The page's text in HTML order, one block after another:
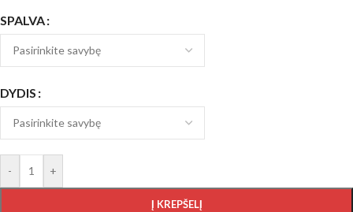
SPALVA
DYDIS
- +
Į KREPŠELĮ